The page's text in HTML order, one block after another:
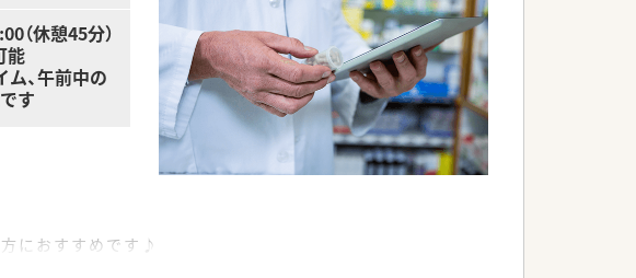
（休憩45分）
能
、午前中の
す
におすすめです♪